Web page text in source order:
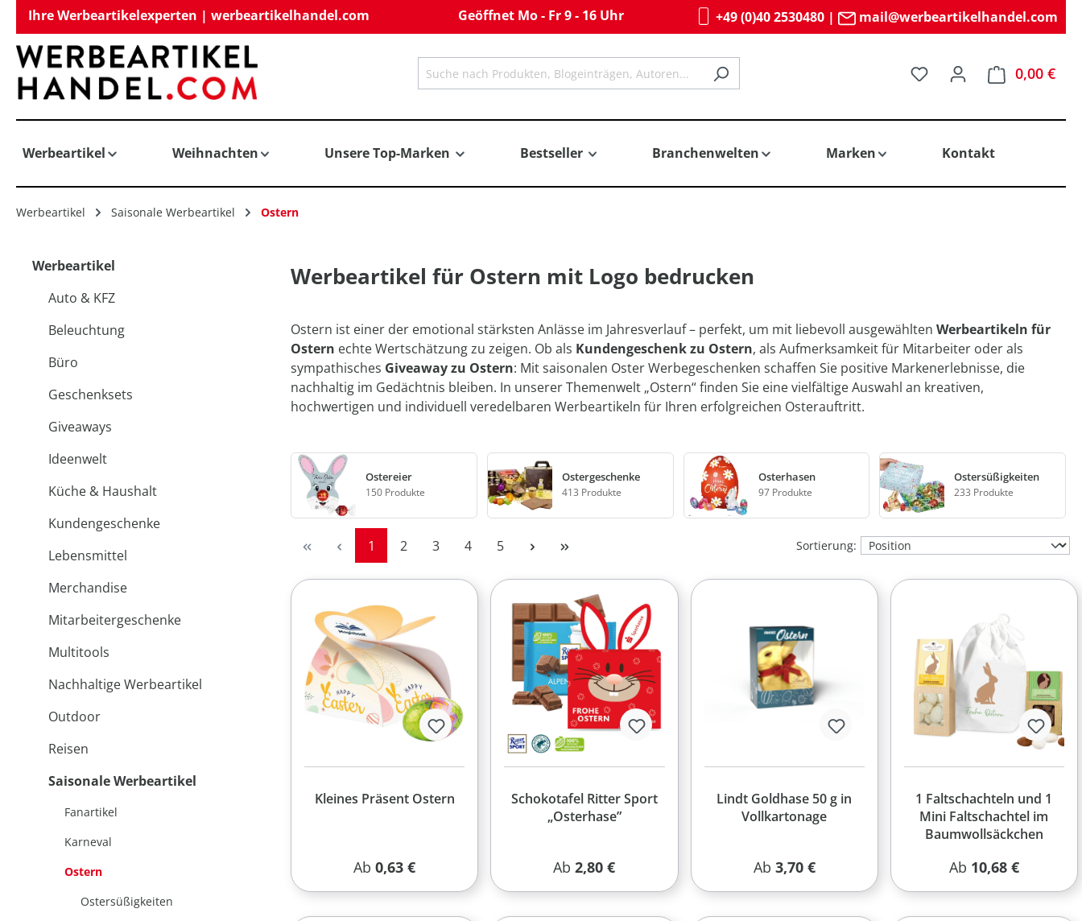
Zur Hauptnavigation springen
Ihre Werbeartikelexperten | werbeartikelhandel.com Geöffnet Mo - Fr 9 - 16 Uhr +49 (0)40 2530480| mail@werbeartikelhandel.com
Du hast 0 Produkte auf
0,00 €
Werbeartikel Weihnachten Unsere Top-Marken Bestseller Branchenwelten Marken Kontakt
Werbeartikel Saisonale Werbeartikel Ostern
Werbeartikel für Ostern mit Logo bedrucken
Ostern ist einer der emotional stärksten Anlässe im Jahresverlauf – perfekt, um mit liebevoll ausgewählten Werbeartikeln für
Ostern echte Wertschätzung zu zeigen. Ob als Kundengeschenk zu Ostern, als Aufmerksamkeit für Mitarbeiter oder als
sympathisches Giveaway zu Ostern: Mit saisonalen Oster Werbegeschenken schaffen Sie positive Markenerlebnisse, die
nachhaltig im Gedächtnis bleiben. In unserer Themenwelt „Ostern“ finden Sie eine vielfältige Auswahl an kreativen,
hochwertigen und individuell veredelbaren Werbeartikeln für Ihren erfolgreichen Osterauftritt.
Ostereier
150 Produkte
Ostergeschenke
413 Produkte
Osterhasen
97 Produkte
Ostersüßigkeiten
233 Produkte
Seite
1 Seite
2 Seite
3 Seite
4 Seite
5 Sortierung:
Kleines Präsent Ostern
Regulärer Preis:
Ab0,63 €
Schokotafel Ritter Sport
„Osterhase”
Regulärer Preis:
Ab2,80 €
Lindt Goldhase 50 g in
Vollkartonage
Regulärer Preis:
Ab 3,70 €
1 Faltschachteln und 1
Mini Faltschachtel im
Baumwollsäckchen
Regulärer Preis:
Ab 10,68 €
Werbeartikel
Auto & KFZ
Beleuchtung
Büro
Geschenksets
Giveaways
Ideenwelt
Küche & Haushalt
Kundengeschenke
Lebensmittel
Merchandise
Mitarbeitergeschenke
Multitools
Nachhaltige Werbeartikel
Outdoor
Reisen
Saisonale Werbeartikel
Fanartikel
Karneval
Ostern
Ostersüßigkeiten